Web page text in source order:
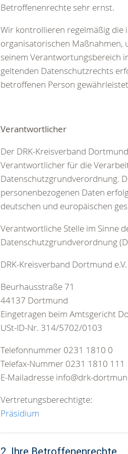
Betroffenenrechte sehr ernst.
Wir kontrollieren regelmäßig die
organisatorischen Maßnahmen,
seinem Verantwortungsbereich
geltenden Datenschutzrechts
betroffenen Person
Verantwortlicher
Der DRK-Kreisverband
Verantwortlicher für die
Datenschutzgrundverordnung.
personenbezogenen Daten
deutschen und europäischen
Verantwortliche Stelle im Sinne
Datenschutzgrundverordnung
DRK-Kreisverband Dortmund e.V.
Beurhausstraße 71
44137 Dortmund
Eingetragen beim Amtsgericht
USt-ID-Nr. 314/5702/0103
Telefonnummer 0231 1810 0
Telefax-Nummer 0231 1810 111
E-Mailadresse info@drk-
Vertretungsberechtigte:
Präsidium
2. Ihre Betroffenenrechte